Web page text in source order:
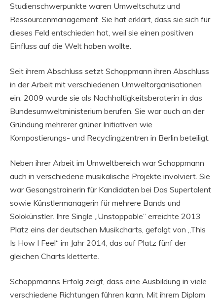
Studienschwerpunkte waren Umweltschutz und
Ressourcenmanagement. Sie hat erklärt, dass sie sich für
dieses Feld entschieden hat, weil sie einen positiven
Einfluss auf die Welt haben wollte.
Seit ihrem Abschluss setzt Schoppmann ihren Abschluss
in der Arbeit mit verschiedenen Umweltorganisationen
ein. 2009 wurde sie als Nachhaltigkeitsberaterin in das
Bundesumweltministerium berufen. Sie war auch an der
Gründung mehrerer grüner Initiativen wie
Kompostierungs- und Recyclingzentren in Berlin beteiligt.
Neben ihrer Arbeit im Umweltbereich war Schoppmann
auch in verschiedene musikalische Projekte involviert. Sie
war Gesangstrainerin für Kandidaten bei Das Supertalent
sowie Künstlermanagerin für mehrere Bands und
Solokünstler. Ihre Single „Unstoppable“ erreichte 2013
Platz eins der deutschen Musikcharts, gefolgt von „This
Is How I Feel“ im Jahr 2014, das auf Platz fünf der
gleichen Charts kletterte.
Schoppmanns Erfolg zeigt, dass eine Ausbildung in viele
verschiedene Richtungen führen kann. Mit ihrem Diplom